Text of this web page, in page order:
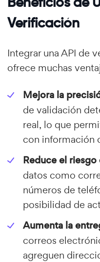
Verificación
Integrar una API de
ofrece muchas
Mejora la
de validación
real, lo que
con información
Reduce el
datos como
números de
posibilidad de
Aumenta la
correos
agreguen